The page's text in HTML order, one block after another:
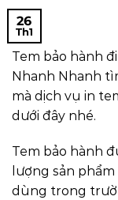
26
Th1
Tem bảo hành
Nhanh Nhanh
mà dịch vụ in
dưới đây nhé.
Tem bảo hành
lượng sản
dùng trong